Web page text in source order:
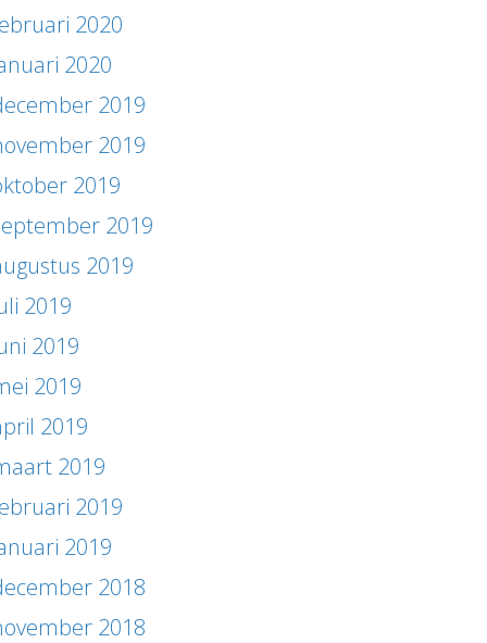
2020
2020
2019
2019
2019
2019
2019
2019
2019
2019
2019
2019
2019
2019
2018
2018